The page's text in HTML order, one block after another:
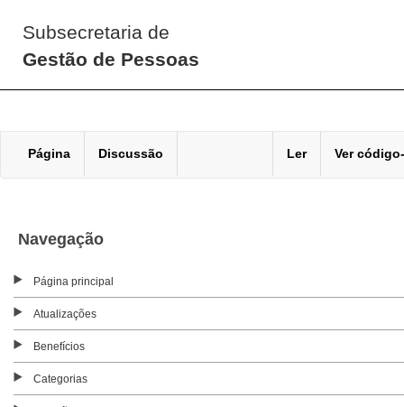
Subsecretaria de
Gestão de Pessoas
Página Discussão Ler Ver
Navegação
Página principal
Atualizações
Benefícios
Categorias